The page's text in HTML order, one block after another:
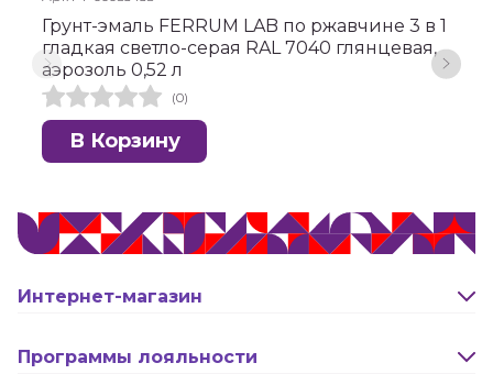
Грунт-эмаль FERRUM LAB по ржавчине 3 в 1
гладкая светло-серая RAL 7040 глянцевая,
аэрозоль 0,52 л
(0)
В Корзину
Интернет-магазин
Программы лояльности